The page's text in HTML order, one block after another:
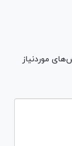
موردنیاز